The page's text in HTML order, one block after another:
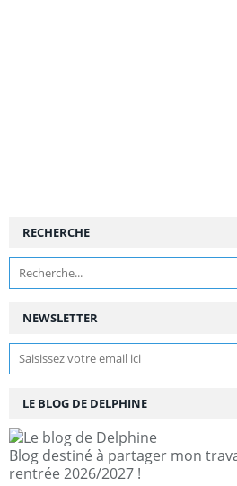
NEWSLETTER
RECHERCHE
LE BLOG DE DELPHINE
Blog destiné à partager mon
rentrée 2026/2027 !